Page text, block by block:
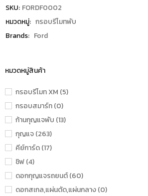
หมวดหมู่สินค้า
กรอบรีโมท XM (5)
กรอบสมาร์ท (0)
ก้านกุญแจพับ (13)
กุญแจ (263)
คีย์การ์ด (17)
ชิฟ (4)
ดอกกุญแจรถยนต์ (60)
ดอกสเกล,แผ่นตัด,แผ่นกลาง (0)
SKU: FORDF0002
หมวดหมู่: กรอบรีโมทพับ
Brands: Ford